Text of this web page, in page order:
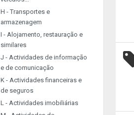
H - Transportes e
armazenagem
I - Alojamento, restauração e
similares
J - Actividades de informação
e de comunicação
K - Actividades financeiras e
de seguros
L - Actividades imobiliárias